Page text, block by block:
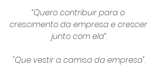
“Quero contribuir para o
crescimento da empresa e crescer
junto com ela”.
"Que vestir a camisa da empresa".